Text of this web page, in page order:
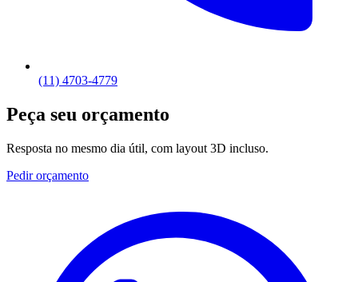
(11) 4703-4779
Peça seu orçamento
Resposta no mesmo dia útil, com layout 3D incluso.
Pedir orçamento